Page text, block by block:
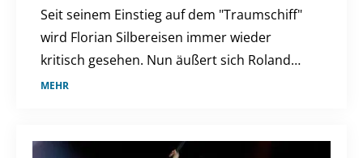
Seit seinem Einstieg auf dem "Traumschiff"
wird Florian Silbereisen immer wieder
kritisch gesehen. Nun äußert sich Roland
Kaiser zur Debatte um den ZDF-Kapitän.
MEHR